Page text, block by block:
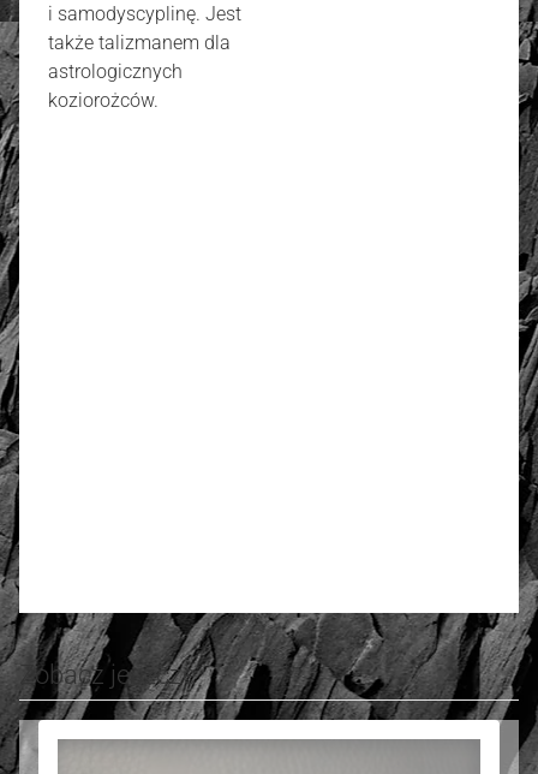
i samodyscyplinę. Jest
także talizmanem dla
astrologicznych
koziorożców.
Zobacz jeszcze